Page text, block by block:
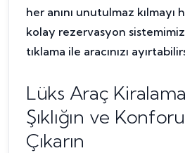
her anını unutulmaz kılmayı
kolay rezervasyon
tıklama ile aracınızı
Lüks Araç
Şıklığın ve
Çıkarın